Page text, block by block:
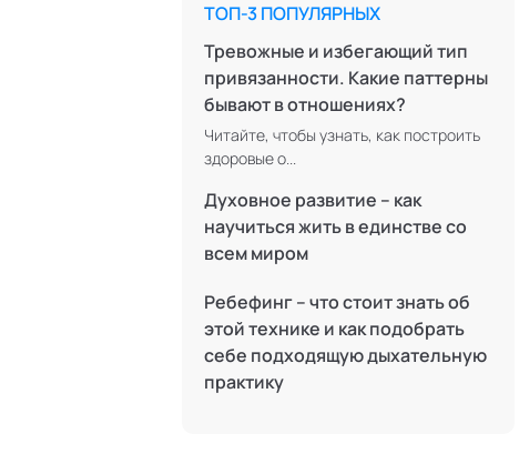
Нейролингвистическое
программирование
Персонология и поведенческий
анализ
Позитивная динамическая
психотерапия
Психодрама
Сексология
Современная йога
Современный гипноз
ТОП-3 ПОПУЛЯРНЫХ
Тревожные и избегающий тип
привязанности. Какие паттерны
бывают в отношениях?
Читайте, чтобы узнать, как построить
здоровые о...
Духовное развитие – как
научиться жить в единстве со
всем миром
Ребефинг – что стоит знать об
этой технике и как подобрать
себе подходящую дыхательную
практику